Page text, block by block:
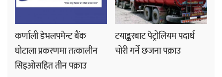
कर्णाली डेभलपमेन्ट बैंक
घोटाला प्रकरणमा तत्कालीन
सिइओसहित तीन पक्राउ
टयाङ्करबाट पेट्रोलियम पदार्थ
चोरी गर्ने छजना पक्राउ